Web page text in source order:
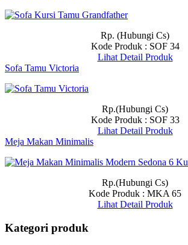
Rp. (Hubungi Cs)
Kode Produk : SOF 34
Lihat Detail Produk
Sofa Tamu Victoria
Rp.(Hubungi Cs)
Kode Produk : SOF 33
Lihat Detail Produk
Meja Makan Minimalis
Rp.(Hubungi Cs)
Kode Produk : MKA 65
Lihat Detail Produk
Kategori produk